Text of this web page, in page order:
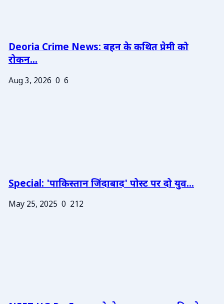
Deoria Crime News: बहन के कथित प्रेमी को
रोकन...
Aug 3, 2026 0 6
Special: 'पाकिस्तान जिंदाबाद' पोस्ट पर दो युव...
May 25, 2025 0 212